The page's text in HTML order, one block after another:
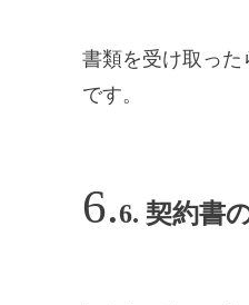
書類を受け取っ
です。
6. 契約書